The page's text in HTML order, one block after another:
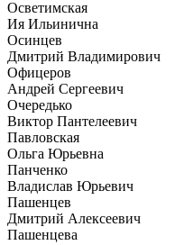
Осветимская
Ия Ильинична
Осинцев
Дмитрий Владимирович
Офицеров
Андрей Сергеевич
Очередько
Виктор Пантелеевич
Павловская
Ольга Юрьевна
Панченко
Владислав Юрьевич
Пашенцев
Дмитрий Алексеевич
Пашенцева